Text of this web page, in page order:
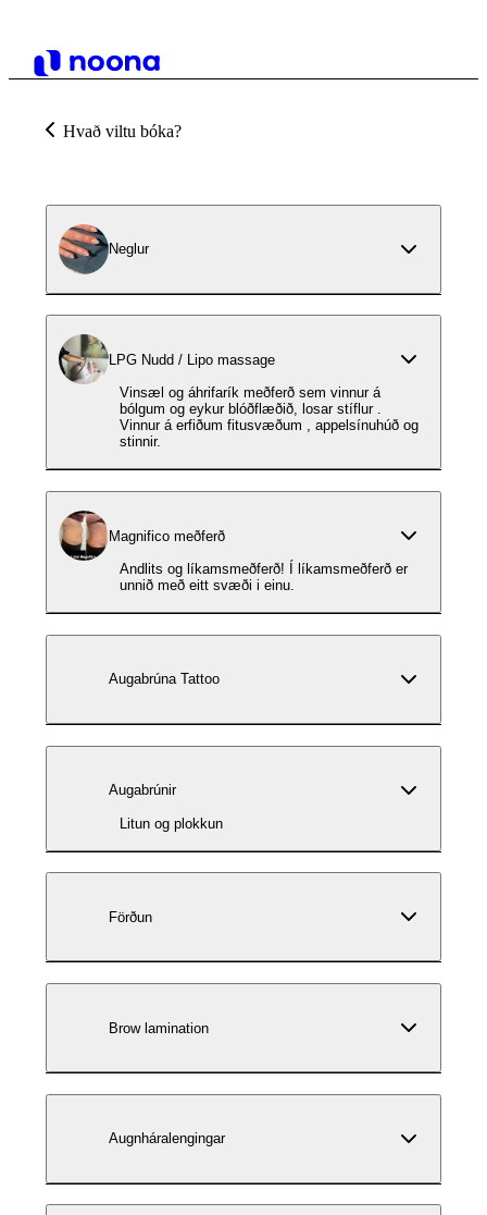
Hvað viltu bóka?
Neglur
LPG Nudd / Lipo massage
Vinsæl og áhrifarík meðferð sem vinnur á
bólgum og eykur blóðflæðið, losar stíflur .
Vinnur á erfiðum fitusvæðum , appelsínuhúð og
stinnir.
Magnifico meðferð
Andlits og líkamsmeðferð! Í líkamsmeðferð er
unnið með eitt svæði i einu.
Augabrúna Tattoo
Augabrúnir
Litun og plokkun
Förðun
Brow lamination
Augnháralengingar